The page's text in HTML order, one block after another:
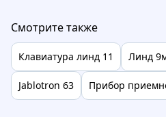
Смотрите также
Клавиатура линд 11 Линд
Jablotron 63 Прибор